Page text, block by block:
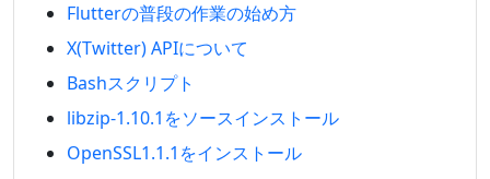
Flutterの普段の作業の始め方
X(Twitter) APIについて
Bashスクリプト
libzip-1.10.1をソースインストール
OpenSSL1.1.1をインストール